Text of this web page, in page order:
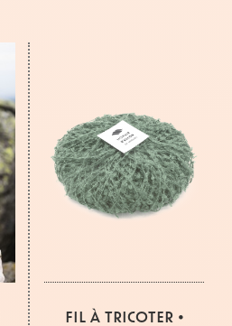
FIL À TRICOTER •